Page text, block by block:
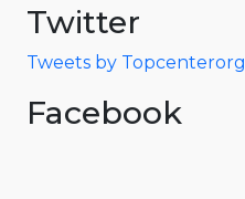
Twitter
Tweets by Topcenterorg
Facebook